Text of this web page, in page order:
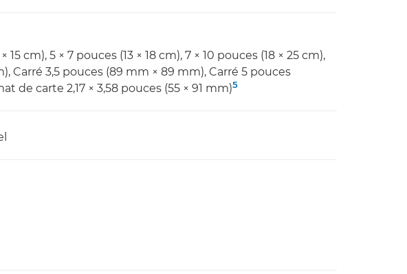
15 cm), 5 × 7 pouces (13 × 18 cm), 7 × 10 pouces (18 × 25 cm),
Carré 3,5 pouces (89 mm × 89 mm), Carré 5 pouces
de carte 2,17 × 3,58 pouces (55 × 91 mm)5